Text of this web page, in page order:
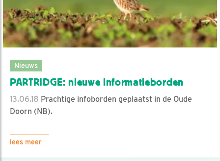
Nieuws
PARTRIDGE: nieuwe informatieborden
13.06.18 Prachtige infoborden geplaatst in de Oude
Doorn (NB).
lees meer